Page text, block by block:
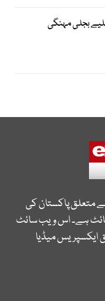
بجلی مہنگی
متعلق پاکستان کی
ہے۔ اس ویب سائٹ
ایکسپریس میڈیا